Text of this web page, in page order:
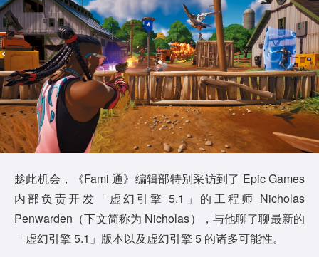
趁此机会，《Fami 通》编辑部特别采访到了 Epic Games
内部负责开发「虚幻引擎 5.1」的工程师 Nicholas
Penwarden（下文简称为 Nicholas），与他聊了聊最新的
「虚幻引擎 5.1」版本以及虚幻引擎 5 的诸多可能性。